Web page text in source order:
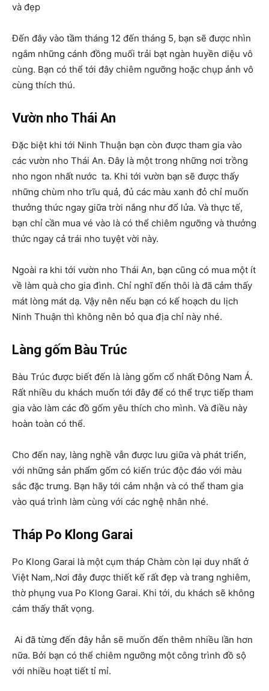
và đẹp
Đến đây vào tầm tháng 12 đến tháng 5, bạn sẽ được nhìn
ngắm những cánh đồng muối trải bạt ngàn huyền diệu vô
cùng. Bạn có thể tới đây chiêm ngưỡng hoặc chụp ảnh vô
cùng thích thú.
Vườn nho Thái An
Đặc biệt khi tới Ninh Thuận bạn còn được tham gia vào
các vườn nho Thái An. Đây là một trong những nơi trồng
nho ngon nhất nước ta. Khi tới vườn bạn sẽ được thấy
những chùm nho trĩu quả, đủ các màu xanh đỏ chỉ muốn
thưởng thức ngay giữa trời nắng như đổ lửa. Và thực tế,
bạn chỉ cần mua vé vào là có thể chiêm ngưỡng và thưởng
thức ngay cả trái nho tuyệt vời này.
Ngoài ra khi tới vườn nho Thái An, bạn cũng có mua một ít
về làm quà cho gia đình. Chỉ nghĩ đến thôi là đã cảm thấy
mát lòng mát dạ. Vậy nên nếu bạn có kế hoạch du lịch
Ninh Thuận thì không nên bỏ qua địa chỉ này nhé.
Làng gốm Bàu Trúc
Bàu Trúc được biết đến là làng gốm cổ nhất Đông Nam Á.
Rất nhiều du khách muốn tới đây để có thể trực tiếp tham
gia vào làm các đồ gốm yêu thích cho mình. Và điều này
hoàn toàn có thể.
Cho đến nay, làng nghề vẫn được lưu giữa và phát triển,
với những sản phẩm gốm có kiến trúc độc đáo với màu
sắc đặc trưng. Bạn hãy tới cảm nhận và có thể tham gia
vào quá trình làm cùng với các nghệ nhân nhé.
Tháp Po Klong Garai
Po Klong Garai là một cụm tháp Chàm còn lại duy nhất ở
Việt Nam,.Nơi đây được thiết kế rất đẹp và trang nghiêm,
thờ phụng vua Po Klong Garai. Khi tới, du khách sẽ không
cảm thấy thất vọng.
Ai đã từng đến đây hẳn sẽ muốn đến thêm nhiều lần hơn
nữa. Bởi bạn có thể chiêm ngưỡng một công trình đồ sộ
với nhiều hoạt tiết tỉ mỉ.